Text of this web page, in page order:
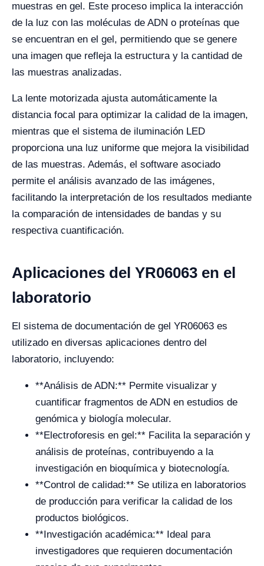
muestras en gel. Este proceso implica la interacción
de la luz con las moléculas de ADN o proteínas que
se encuentran en el gel, permitiendo que se genere
una imagen que refleja la estructura y la cantidad de
las muestras analizadas.
La lente motorizada ajusta automáticamente la
distancia focal para optimizar la calidad de la imagen,
mientras que el sistema de iluminación LED
proporciona una luz uniforme que mejora la visibilidad
de las muestras. Además, el software asociado
permite el análisis avanzado de las imágenes,
facilitando la interpretación de los resultados mediante
la comparación de intensidades de bandas y su
respectiva cuantificación.
Aplicaciones del YR06063 en el
laboratorio
El sistema de documentación de gel YR06063 es
utilizado en diversas aplicaciones dentro del
laboratorio, incluyendo:
**Análisis de ADN:** Permite visualizar y
cuantificar fragmentos de ADN en estudios de
genómica y biología molecular.
**Electroforesis en gel:** Facilita la separación y
análisis de proteínas, contribuyendo a la
investigación en bioquímica y biotecnología.
**Control de calidad:** Se utiliza en laboratorios
de producción para verificar la calidad de los
productos biológicos.
**Investigación académica:** Ideal para
investigadores que requieren documentación